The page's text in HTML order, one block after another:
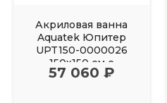
Акриловая ванна
Aquatek Юпитер
UPT150-0000026
150х150 см с
фронтальным
57 060 ₽